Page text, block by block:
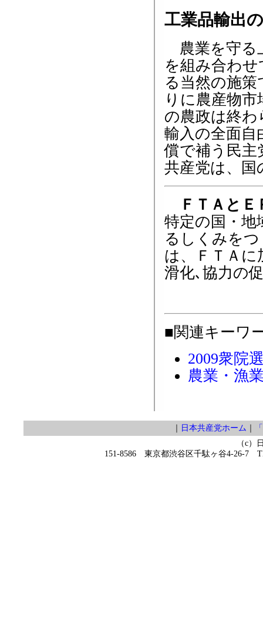
工業品輸出
農業を守る
を組み合わ
る当然の施
りに農産物
の農政は終
輸入の全面自
償で補う民主
共産党は、国
ＦＴＡとＥ
特定の国・地
るしくみを
は、ＦＴＡに
滑化､協力の
■関連キーワ
2009衆院
農業・漁
日本共産党ホーム
（c）
151-8586 東京都渋谷区千駄ヶ谷4-26-7